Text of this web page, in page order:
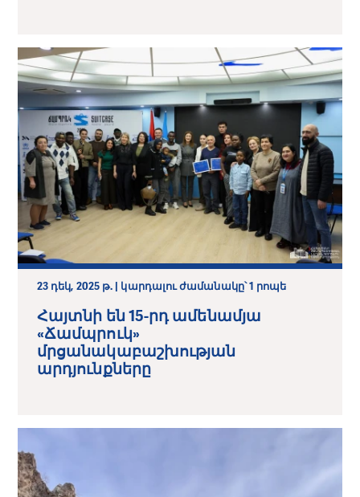
23 դեկ, 2025 թ. | կարդալու ժամանակը՝ 1 րոպե
Հայտնի են 15-րդ ամենամյա
«Ճամպրուկ»
մրցանակաբաշխության
արդյունքները